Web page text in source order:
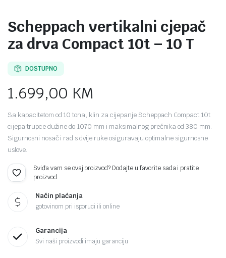
Scheppach vertikalni cjepač
za drva Compact 10t – 10 T
DOSTUPNO
1.699,00 KM
Sa kapacitetom od 10 tona, klin za cijepanje Scheppach Compact 10t
cijepa trupce dužine do 1070 mm i maksimalnog prečnika od 380 mm.
Sigurnosni nosač i rad s dvije ruke osiguravaju optimalne sigurnosne
uslove.
Sviđa vam se ovaj proizvod? Dodajte u favorite sada i pratite
proizvod.
Način plaćanja
gotovinom pri isporuci ili online
Garancija
Svi naši proizvodi imaju garanciju